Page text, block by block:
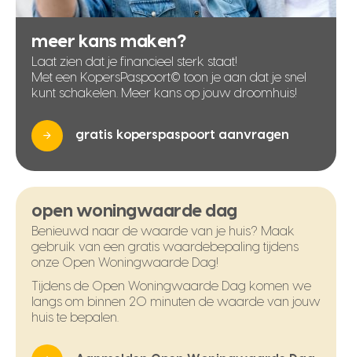
meer kans maken?
Laat zien dat je financieel sterk staat!
Met een KopersPaspoort© toon je aan dat je snel
kunt schakelen. Meer kans op jouw droomhuis!
gratis koperspaspoort aanvragen
open woningwaarde dag
Benieuwd naar de waarde van je huis? Maak
gebruik van een gratis waardebepaling tijdens
onze Open Woningwaarde Dag!
Tijdens de Open Woningwaarde Dag komen we
langs om binnen 20 minuten de waarde van jouw
huis te bepalen.